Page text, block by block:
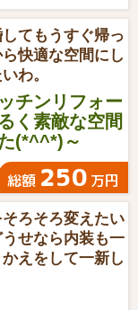
てもうすぐ帰っ
快適な空間にし
わ。
チンリフォー
く素敵な空間
(*^^*)～
総額 250 万円
そろそろ変えたい
せなら内装も一
えをして一新し